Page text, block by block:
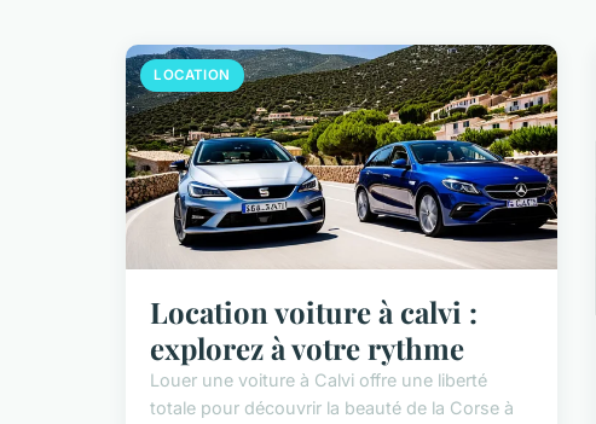
LOCATION
Location voiture à calvi :
explorez à votre rythme
Louer une voiture à Calvi offre une liberté
totale pour découvrir la beauté de la Corse à